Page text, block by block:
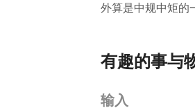
外算是中规中矩的
有趣的事与
输入